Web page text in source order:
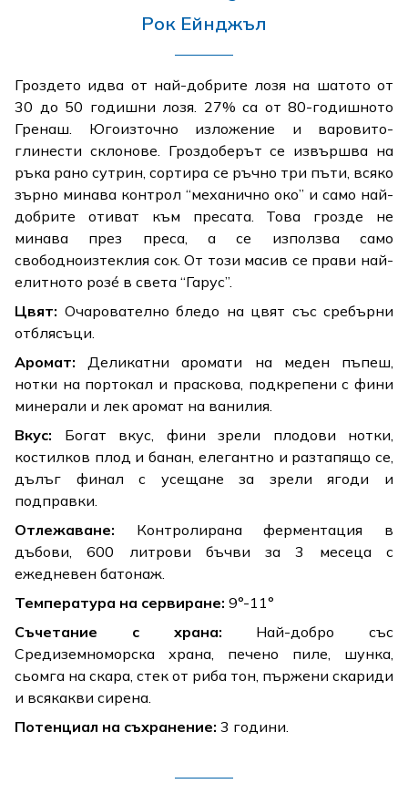
Рок Ейнджъл
Гроздето идва от най-добрите лозя на шатото от
30 до 50 годишни лозя. 27% са от 80-годишното
Гренаш. Югоизточно изложение и варовито-
глинести склонове. Гроздоберът се извършва на
ръка рано сутрин, сортира се ръчно три пъти, всяко
зърно минава контрол “механично око” и само най-
добрите отиват към пресата. Това грозде не
минава през преса, а се използва само
свободноизтеклия сок. От този масив се прави най-
елитното розé в света “Гарус”.
Цвят: Очарователно бледо на цвят със сребърни
отблясъци.
Аромат: Деликатни аромати на меден пъпеш,
нотки на портокал и праскова, подкрепени с фини
минерали и лек аромат на ванилия.
Вкус: Богат вкус, фини зрели плодови нотки,
костилков плод и банан, елегантно и разтапящо се,
дълъг финал с усещане за зрели ягоди и
подправки.
Отлежаване: Контролирана ферментация в
дъбови, 600 литрови бъчви за 3 месеца с
ежедневен батонаж.
Температура на сервиране: 9°-11°
Съчетание с храна: Най-добро със
Средиземноморска храна, печено пиле, шунка,
сьомга на скара, стек от риба тон, пържени скариди
и всякакви сирена.
Потенциал на съхранение: 3 години.